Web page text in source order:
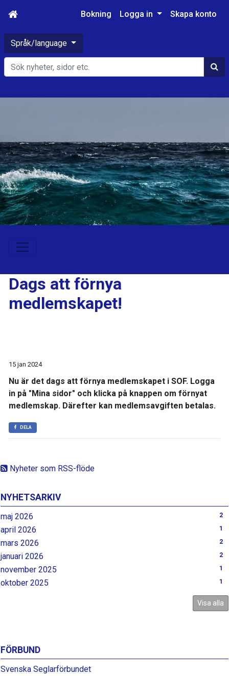
Bokning Logga in Skapa konto
Språk/language
Sök
Nyheter som RSS-flöde
NYHETSARKIV
maj 2026 2
april 2026 1
mars 2026 2
januari 2026 2
november 2025 1
oktober 2025 1
Visa alla
FÖRBUND
Svenska Seglarförbundet
Dags att förnya
medlemskapet!
15 jan 2024
Nu är det dags att förnya medlemskapet i SOF. Logga
in på "Mina sidor" och klicka på knappen om förnyat
medlemskap. Därefter kan medlemsavgiften betalas.
DELA